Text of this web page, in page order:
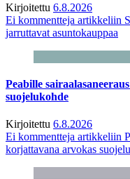
Kirjoitettu 6.8.2026
Ei kommentteja artikkeliin
jarruttavat asuntokauppaa
Peabille
suojelukohde
Kirjoitettu 6.8.2026
Ei kommentteja artikkeliin
korjattavana arvokas